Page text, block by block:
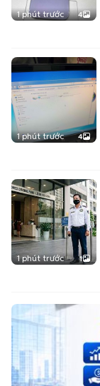
1 phút trước 4
1 phút trước 4
1 phút trước 1